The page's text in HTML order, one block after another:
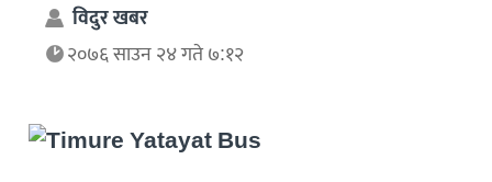
विदुर खबर
२०७६ साउन २४ गते ७:१२